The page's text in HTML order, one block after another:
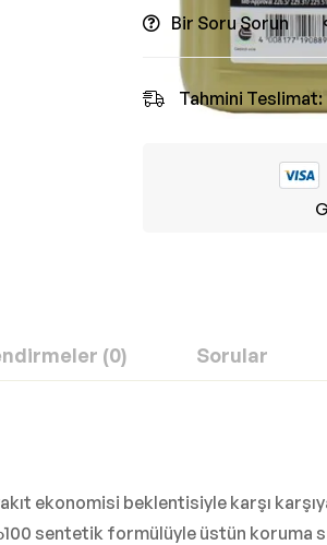
Bir Soru Sorun
Tahmini Teslimat:
(0) Sorular
ekonomisi beklentisiyle karşı
sentetik formülüyle üstün koruma